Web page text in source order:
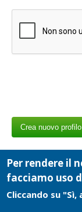
Per rendere il
facciamo uso
Cliccando su